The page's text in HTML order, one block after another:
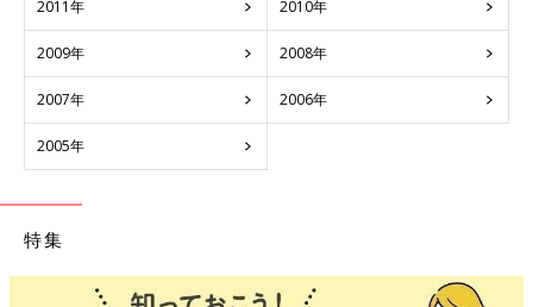
2011年 2010年
2009年 2008年
2007年 2006年
2005年
特集